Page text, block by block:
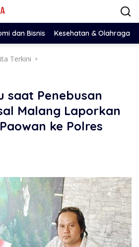
dan Bisnis Kesehatan & Olahraga
Terkini
saat Penebusan
Malang Laporkan
ke Polres